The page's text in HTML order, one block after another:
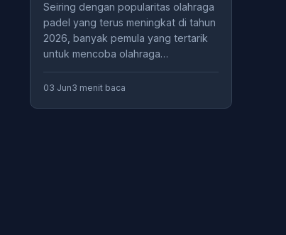
Seiring dengan popularitas olahraga
padel yang terus meningkat di tahun
2026, banyak pemula yang tertarik
untuk mencoba olahraga…
03 Jun3 menit baca